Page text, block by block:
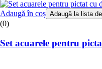
Adaugă în coș Adaugă la lista
(0)
Set acuarele pentru